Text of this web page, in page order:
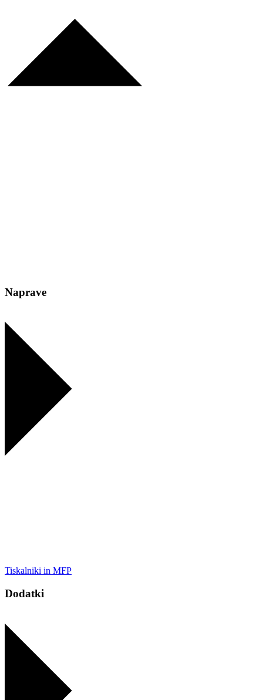
Naprave
Tiskalniki in MFP
Dodatki